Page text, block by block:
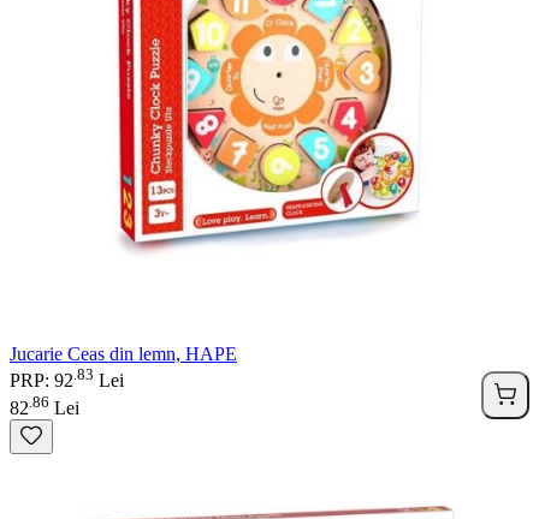
Jucarie Ceas din lemn, HAPE
PRP: 92 83 Lei
82 86 Lei